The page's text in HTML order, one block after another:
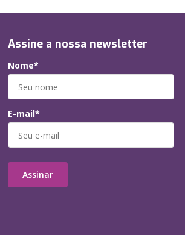
Assine a nossa newsletter
Nome*
E-mail*
Assinar